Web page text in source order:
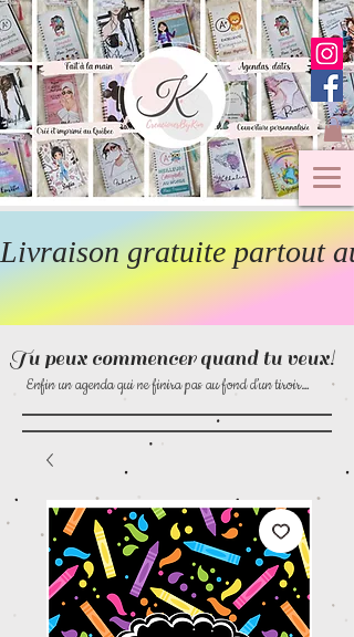
Tu peux commencer quand tu veux!
Enfin un agenda qui ne finira pas au fond d’un tiroir…
Livraison gratuite partout